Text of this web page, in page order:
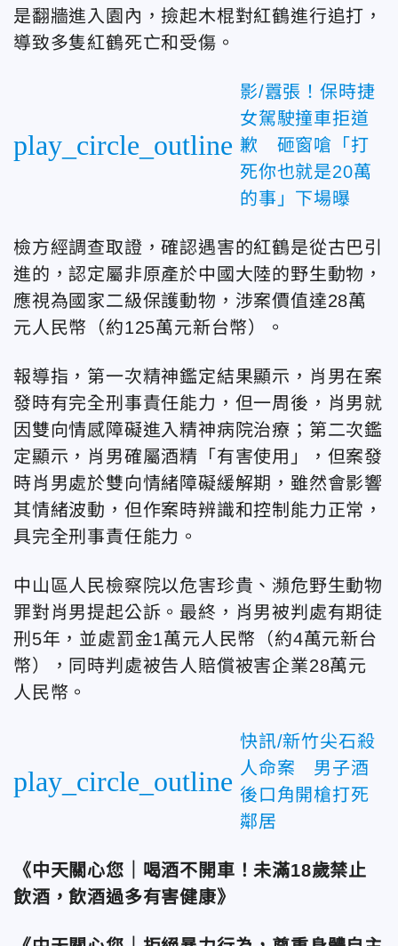
是翻牆進入園內，撿起木棍對紅鶴進行追打，
導致多隻紅鶴死亡和受傷。
play_circle_outline
影/囂張！保時捷
女駕駛撞車拒道
歉 砸窗嗆「打
死你也就是20萬
的事」下場曝
檢方經調查取證，確認遇害的紅鶴是從古巴引
進的，認定屬非原產於中國大陸的野生動物，
應視為國家二級保護動物，涉案價值達28萬
元人民幣（約125萬元新台幣）。
報導指，第一次精神鑑定結果顯示，肖男在案
發時有完全刑事責任能力，但一周後，肖男就
因雙向情感障礙進入精神病院治療；第二次鑑
定顯示，肖男確屬酒精「有害使用」，但案發
時肖男處於雙向情緒障礙緩解期，雖然會影響
其情緒波動，但作案時辨識和控制能力正常，
具完全刑事責任能力。
中山區人民檢察院以危害珍貴、瀕危野生動物
罪對肖男提起公訴。最終，肖男被判處有期徒
刑5年，並處罰金1萬元人民幣（約4萬元新台
幣），同時判處被告人賠償被害企業28萬元
人民幣。
play_circle_outline
快訊/新竹尖石殺
人命案 男子酒
後口角開槍打死
鄰居
《中天關心您｜喝酒不開車！未滿18歲禁止
飲酒，飲酒過多有害健康》